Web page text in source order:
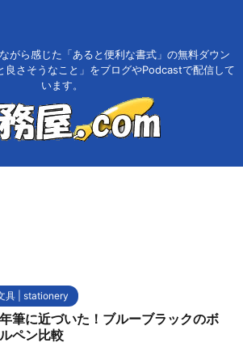
がら感じた「あると便利な書式」の無料ダウン
良さそうなこと」をブログやPodcastで配信して
います。
具 | stationery
筆に近づいた！ブルーブラックのボ
ペン比較